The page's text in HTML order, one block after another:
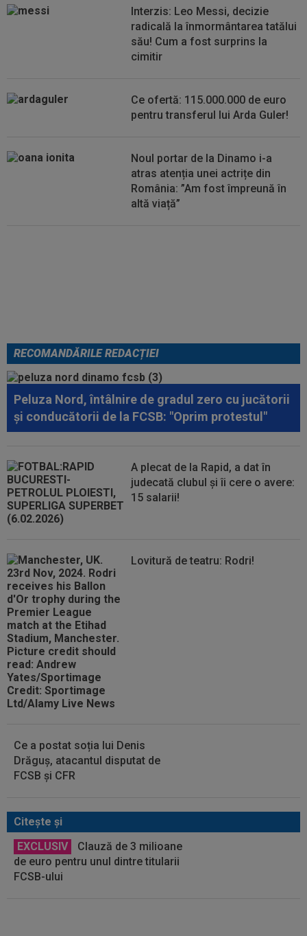
12:27
Verdictul specialistului, după ce Universitatea
Craiova a cerut penalty în...
Ce a postat soția lui Denis Drăguș, atacantul
Interzis: Leo Messi, decizie
radicală la înmormântarea tatălui
său! Cum a fost surprins la
cimitir
Ce ofertă: 115.000.000 de euro
pentru transferul lui Arda Guler!
Noul portar de la Dinamo i-a
atras atenția unei actrițe din
România: ”Am fost împreună în
altă viață”
RECOMANDĂRILE REDACȚIEI
Peluza Nord, întâlnire de gradul zero cu jucătorii
și conducătorii de la FCSB: "Oprim protestul"
A plecat de la Rapid, a dat în
judecată clubul și îi cere o avere:
15 salarii!
Lovitură de teatru: Rodri!
Ce a postat soția lui Denis
Drăguș, atacantul disputat de
FCSB și CFR
Citeşte şi
EXCLUSIV
Clauză de 3 milioane
de euro pentru unul dintre titularii
FCSB-ului